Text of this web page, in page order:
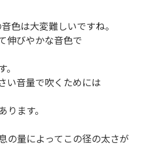
色は大変難しいですね。
伸びやかな音色で
。
い音量で吹くためには
ます。
の量によってこの径の太さが